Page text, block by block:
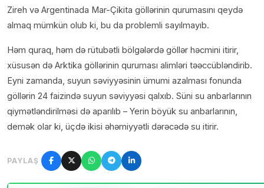
Zireh və Argentinada Mar-Çikita göllərinin qurumasını qeydə
almaq mümkün olub ki, bu da problemli sayılmayıb.
Həm quraq, həm də rütubətli bölgələrdə göllər həcmini itirir,
xüsusən də Arktika göllərinin quruması alimləri təəccübləndirib.
Eyni zamanda, suyun səviyyəsinin ümumi azalması fonunda
göllərin 24 faizində suyun səviyyəsi qalxıb. Süni su anbarlarının
qiymətləndirilməsi də aparılıb – Yerin böyük su anbarlarının,
demək olar ki, üçdə ikisi əhəmiyyətli dərəcədə su itirir.
PAYLAŞ